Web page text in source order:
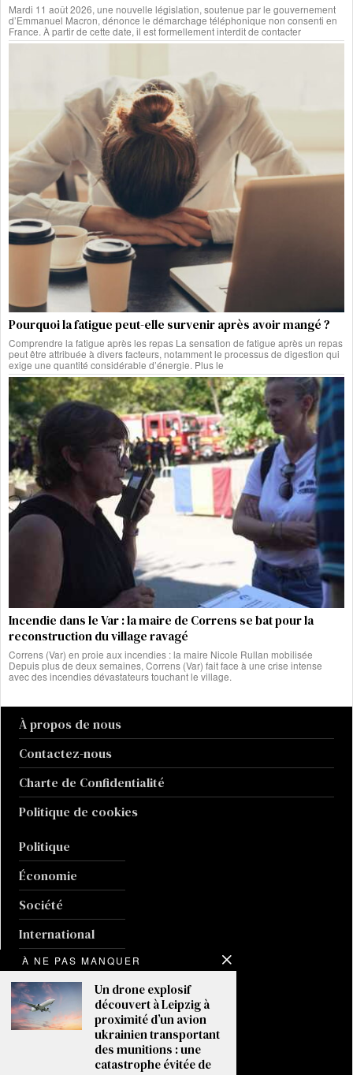
Mardi 11 août 2026, une nouvelle législation, soutenue par le gouvernement
d’Emmanuel Macron, dénonce le démarchage téléphonique non consenti en
France. À partir de cette date, il est formellement interdit de contacter
Pourquoi la fatigue peut-elle survenir après avoir mangé ?
Comprendre la fatigue après les repas La sensation de fatigue après un repas
peut être attribuée à divers facteurs, notamment le processus de digestion qui
exige une quantité considérable d’énergie. Plus le
Incendie dans le Var : la maire de Correns se bat pour la
reconstruction du village ravagé
Correns (Var) en proie aux incendies : la maire Nicole Rullan mobilisée
Depuis plus de deux semaines, Correns (Var) fait face à une crise intense
avec des incendies dévastateurs touchant le village.
À propos de nous
Contactez-nous
Charte de Confidentialité
Politique de cookies
Politique
Économie
Société
International
Sport
Culture
Guerre en Ukraine
À NE PAS MANQUER
Un drone explosif
découvert à Leipzig à
proximité d’un avion
ukrainien transportant
des munitions : une
catastrophe évitée de